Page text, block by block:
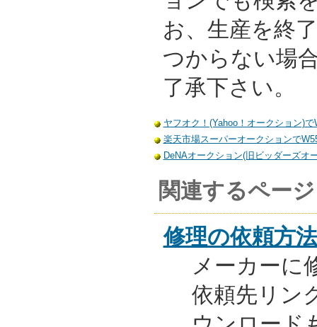
お、生産を終
つからない場
了承下さい。
ヤフオク！(Yahoo！オークション)
楽天市場スーパーオークションで
DeNAオークション(旧ビッダーズオ
関連するページ
修理の依頼方法
メーカーに
依頼先リン